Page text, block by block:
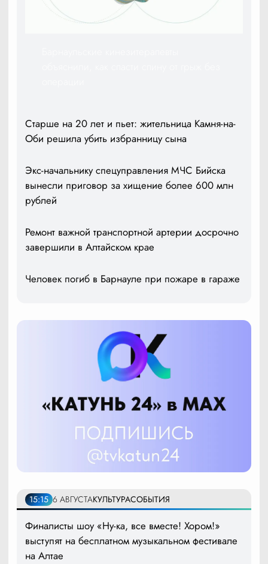
Старше на 20 лет и пьет: жительница Камня-на-
Оби решила убить избранницу сына
Экс-начальнику спецуправления МЧС Бийска
вынесли приговор за хищение более 600 млн
рублей
Ремонт важной транспортной артерии досрочно
завершили в Алтайском крае
Человек погиб в Барнауле при пожаре в гараже
15:15 6 АВГУСТАКУЛЬТУРАСОБЫТИЯ
Финалисты шоу «Ну-ка, все вместе! Хором!»
выступят на бесплатном музыкальном фестивале
на Алтае